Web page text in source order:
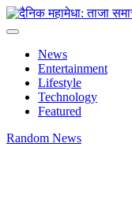
News
Entertainment
Lifestyle
Technology
Featured
Random News